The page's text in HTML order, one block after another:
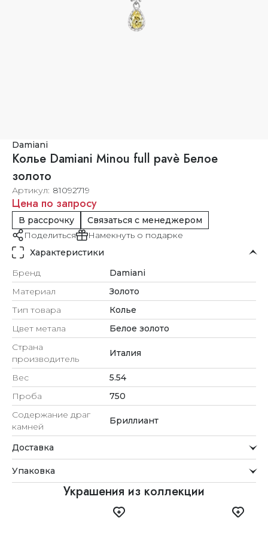
Damiani
Колье Damiani Minou full pavè Белое
золото
Артикул 81092719
Цена по запросу
В рассрочку
Связаться с менеджером
Поделиться
Намекнуть о подарке
Характеристики
Бренд
Damiani
Материал
Золото
Тип товара
Колье
Цвет метала
Белое золото
Страна
производитель
Италия
Вес
5.54
Проба
750
Содержание драг
камней
Бриллиант
Доставка
Мы стремимся обрабатывать заказы максимально
быстро и доставлять их прямо до вашей двери в
удобное для вас время.
Упаковка
Внимание к деталям
Каждое украшение проходит тщательную проверку
Украшения из коллекции